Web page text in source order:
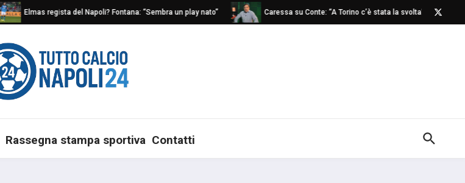
Elmas regista del Napoli? Fontana: “Sembra un play nato” Caressa su Conte: “A Torino c’è stata la svolta”
Rassegna stampa sportiva Contatti